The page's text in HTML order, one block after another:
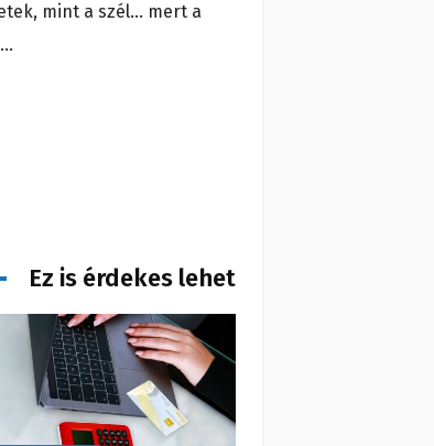
mint a szél… mert a
Ez is érdekes lehet